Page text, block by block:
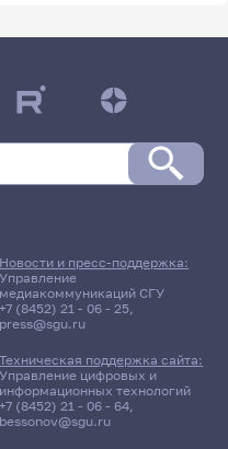
Новости и пресс-поддержка:
Управление
медиакоммуникаций СГУ
+7 (8452) 21 - 06 - 25,
press@sgu.ru
Техническая поддержка сайта:
Управление цифровых и
информационных технологий
+7 (8452) 21 - 06 - 64,
bessonov@sgu.ru